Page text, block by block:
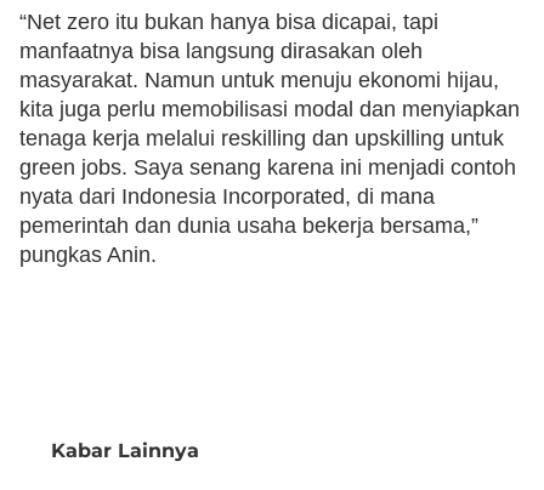
“Net zero itu bukan hanya bisa dicapai, tapi
manfaatnya bisa langsung dirasakan oleh
masyarakat. Namun untuk menuju ekonomi hijau,
kita juga perlu memobilisasi modal dan menyiapkan
tenaga kerja melalui reskilling dan upskilling untuk
green jobs. Saya senang karena ini menjadi contoh
nyata dari Indonesia Incorporated, di mana
pemerintah dan dunia usaha bekerja bersama,”
pungkas Anin.
Kabar Lainnya